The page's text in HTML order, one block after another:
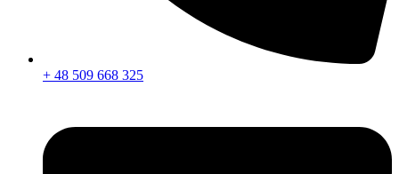
+ 48 509 668 325